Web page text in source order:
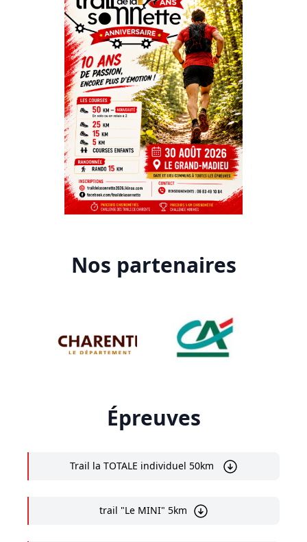
Nos partenaires
Épreuves
Trail la TOTALE individuel 50km
trail "Le MINI" 5km